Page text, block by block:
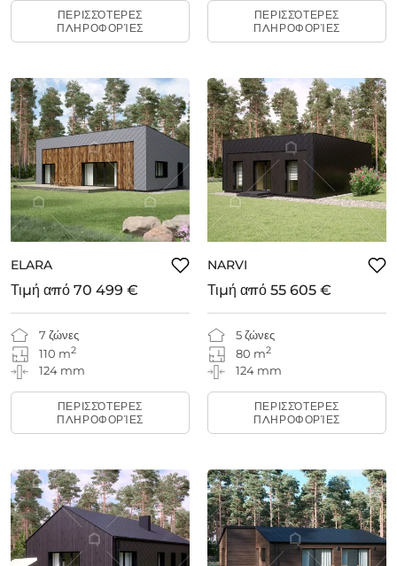
ΠΕΡΙΣΣΌΤΕΡΕΣ
ΠΛΗΡΟΦΟΡΊΕΣ
ΠΕΡΙΣΣΌΤΕΡΕΣ
ΠΛΗΡΟΦΟΡΊΕΣ
ELARA
7 ζώνες
110 m2
124 mm
Τιμή από 70 499 €
ΠΕΡΙΣΣΌΤΕΡΕΣ
ΠΛΗΡΟΦΟΡΊΕΣ
NARVI
5 ζώνες
80 m2
124 mm
Τιμή από 55 605 €
ΠΕΡΙΣΣΌΤΕΡΕΣ
ΠΛΗΡΟΦΟΡΊΕΣ